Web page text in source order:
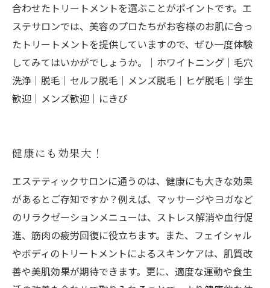
合わせたトリートメントを選ぶことがポイントです。エ
ステサロンでは、美容のプロたちがお客様のお肌に合っ
たトリートメントを提供していますので、ぜひ一度体験
してみてはいかがでしょうか。｜ホワイトニング｜毛穴
洗浄｜脱毛｜セルフ脱毛｜メンズ脱毛｜ヒゲ脱毛｜学生
歓迎｜メンズ歓迎｜にきび
健康にも効果大！
エステティックサロンに通うのは、健康にも大きな効果
があるとご存知ですか？例えば、マッサージやヨガなど
のリラクゼーションメニューは、ストレス解消や血行促
進、筋肉の疲労回復に役立ちます。また、フェイシャル
やボディのトリートメントによるスキンケアは、肌質改
善や美肌効果が期待できます。更に、適度な運動や食生